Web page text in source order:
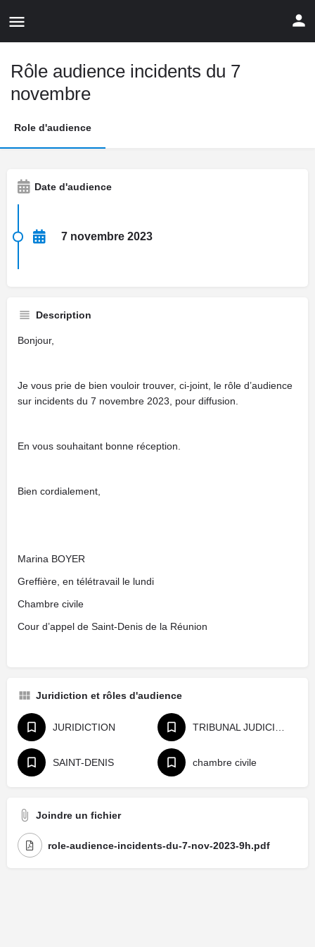
Rôle audience incidents du 7
novembre
Role d'audience
Date d'audience
7 novembre 2023
Description
Bonjour,
Je vous prie de bien vouloir trouver, ci-joint, le rôle d’audience
sur incidents du 7 novembre 2023, pour diffusion.
En vous souhaitant bonne réception.
Bien cordialement,
Marina BOYER
Greffière, en télétravail le lundi
Chambre civile
Cour d’appel de Saint-Denis de la Réunion
Juridiction et rôles d'audience
JURIDICTION
SAINT-DENIS chambre civile
Joindre un fichier
role-audience-incidents-du-7-nov-2023-9h.pdf